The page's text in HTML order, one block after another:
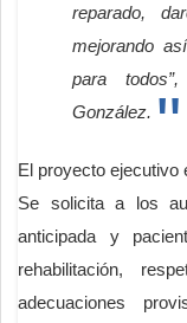
reparado,
mejorando
para
González.
El proyecto ejecutivo
Se solicita a los
anticipada y
rehabilitación,
adecuaciones